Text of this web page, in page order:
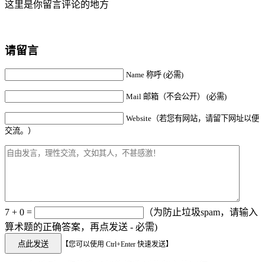
这里是你留言评论的地方
请留言
Name 称呼 (必需)
Mail 邮箱（不会公开） (必需)
Website（若您有网站，请留下网址以便
交流。）
7 + 0 =
（为防止垃圾spam，请输入
算术题的正确答案，再点发送 - 必需)
【您可以使用 Ctrl+Enter 快速发送】